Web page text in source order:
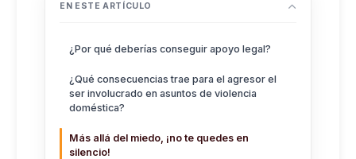
EN ESTE ARTÍCULO
¿Por qué deberías conseguir apoyo legal?
¿Qué consecuencias trae para el agresor el
ser involucrado en asuntos de violencia
doméstica?
Más allá del miedo, ¡no te quedes en
silencio!